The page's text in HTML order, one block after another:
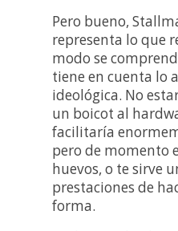
Pero bueno,
representa lo que
modo se
tiene en cuenta lo
ideológica. No
un boicot al
facilitaría
pero de momento
huevos, o te sirve
prestaciones de
forma.